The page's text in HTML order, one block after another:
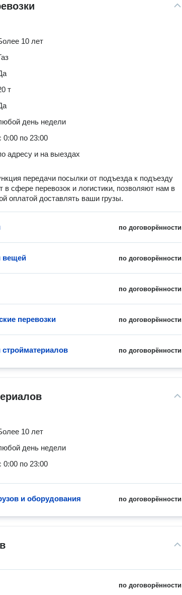
10 лет
т
день недели
0:00 по 23:00
адресу и на выездах
передачи посылки от подъезда к подъезду
сфере перевозок и логистики, позволяют нам в
оплатой доставлять ваши грузы.
по договорённости
по договорённости
вещей
по договорённости
по договорённости
перевозки
по договорённости
10 лет
день недели
0:00 по 23:00
по договорённости
и оборудования
по договорённости